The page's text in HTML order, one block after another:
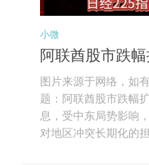
小微
阿联酋股市跌
图片来源于网络，如
题：阿联酋股市跌幅
息，受中东局势影响
对地区冲突长期化的